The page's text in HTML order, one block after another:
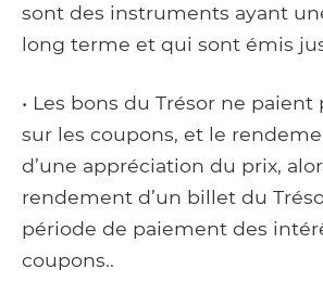
sont des instruments ayant
long terme et qui sont émis
• Les bons du Trésor ne paient
sur les coupons, et le
d’une appréciation du prix,
rendement d’un billet du
période de paiement des
coupons..